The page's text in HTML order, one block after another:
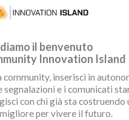
il benvenuto
Innovation Island
inserisci in
e i comunicati
con chi già sta costruendo
per vivere il futuro.